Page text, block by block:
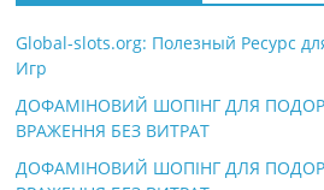
Global-slots.org: Полезный Ресурс
Игр
ДОФАМІНОВИЙ ШОПІНГ ДЛЯ
ВРАЖЕННЯ БЕЗ ВИТРАТ
ДОФАМІНОВИЙ ШОПІНГ ДЛЯ